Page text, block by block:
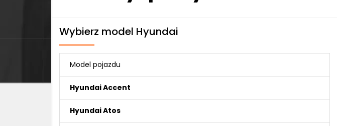
Wybierz model Hyundai
Model pojazdu
Hyundai Accent
Hyundai Atos